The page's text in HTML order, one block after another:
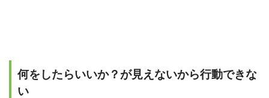
何をしたらいいか？が見えないから行動できな
い